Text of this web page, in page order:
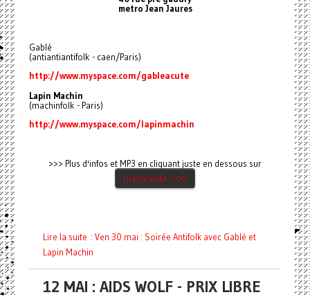
metro Jean Jaures
Gablé
(antiantiantifolk - caen/Paris)
http://www.myspace.com/gableacute
Lapin Machin
(machinfolk - Paris)
http://www.myspace.com/lapinmachin
>>> Plus d'infos et MP3 en cliquant juste en dessous sur
Lire la suite...>>>
Lire la suite : Ven 30 mai : Soirée Antifolk avec Gablé et
Lapin Machin
12 MAI : AIDS WOLF - PRIX LIBRE